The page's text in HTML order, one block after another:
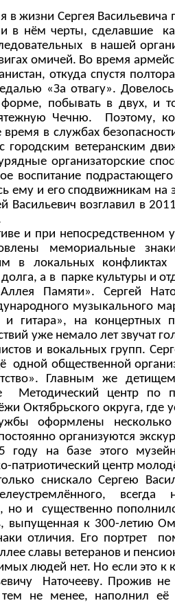
жизни Сергея Васильевича
в нём черты, сделавшие
в нашей
омичей. Во время
откуда спустя
«За отвагу».
побывать в двух, и
Чечню. Поэтому,
время в службах
городским ветеранским
организаторские
воспитание
ему и его сподвижникам на
Васильевич возглавил в
при непосредственном
мемориальные
в локальных
а в парке культуры и
Памяти». Сергей
музыкального
и гитара», на
уже немало лет звучат
и вокальных групп.
одной общественной
Главным же
Методический центр по
Октябрьского округа, где
оформлены несколько
организуются
году на базе этого
патриотический центр
снискало Сергею
всегда
но и существенно
выпущенная к 300-летию
отличия. Его портрет
славы ветеранов и
людей нет. Но если это к
Наточееву. Прожив
не менее, наполнил